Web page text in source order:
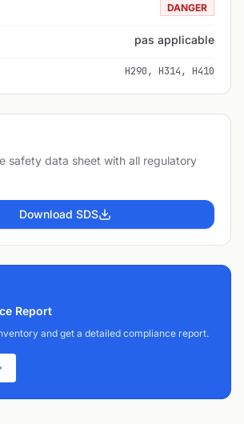
DANGER
pas applicable
H290, H314, H410
safety data sheet with all regulatory
Download SDS
Report
and get a detailed compliance report.